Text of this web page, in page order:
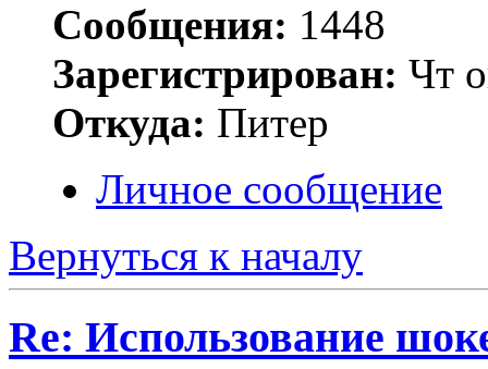
Сообщения: 1448
Зарегистрирован: Чт
Откуда: Питер
Личное сообщение
Вернуться к началу
Re: Использование